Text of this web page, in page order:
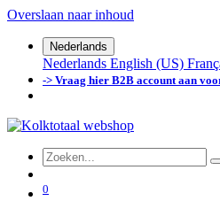
Overslaan naar inhoud
Nederlands
Nederlands English (US)
-> Vraag hier B2B account aan
0